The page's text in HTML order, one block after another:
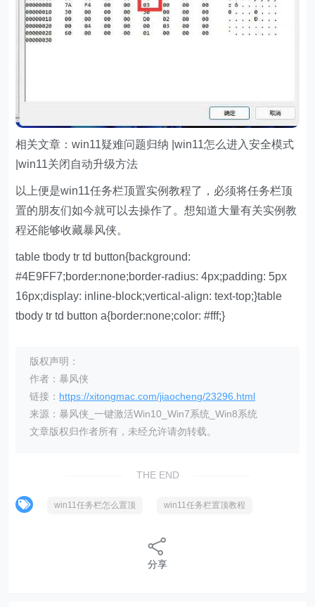
相关文章：win11疑难问题归纳 |win11怎么进入安全模式
|win11关闭自动升级方法
以上便是win11任务栏顶置实例教程了，必须将任务栏顶
置的朋友们如今就可以去操作了。想知道大量有关实例教
程还能够收藏暴风侠。
table tbody tr td button{background:
#4E9FF7;border:none;border-radius: 4px;padding: 5px
16px;display: inline-block;vertical-align: text-top;}table
tbody tr td button a{border:none;color: #fff;}
版权声明：
作者：暴风侠
链接： https://xitongmac.com/jiaocheng/23296.html
来源：暴风侠_一键激活Win10_Win7系统_Win8系统
文章版权归作者所有，未经允许请勿转载。
THE END
win11任务栏怎么置顶 win11任务栏置顶教程
分享